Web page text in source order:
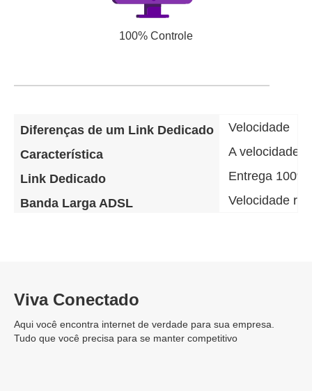
100% Controle
Diferenças de um Link Dedicado
Característica
Link Dedicado
Banda Larga ADSL
Velocidade
A velocidade
Entrega
Velocidade
Viva Conectado
Aqui você encontra internet de verdade para sua empresa.
Tudo que você precisa para se manter competitivo